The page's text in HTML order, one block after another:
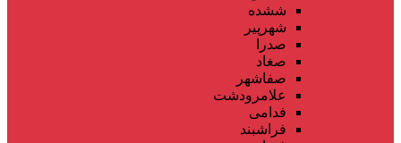
ششده
شهرپیر
صدرا
صغاد
صفاشهر
علامرودشت
فدامی
فراشبند